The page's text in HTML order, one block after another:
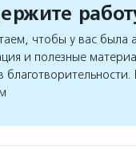
чтобы у вас была
и полезные
благотворительности.